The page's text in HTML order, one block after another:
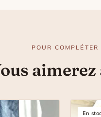
POUR COMPLÉTER
aimerez
En